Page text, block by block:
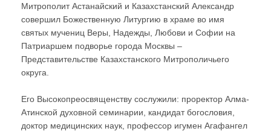
Митрополит Астанайский и Казахстанский Александр
совершил Божественную Литургию в храме во имя
святых мучениц Веры, Надежды, Любови и Софии на
Патриаршем подворье города Москвы –
Представительстве Казахстанского Митрополичьего
округа.
Его Высокопреосвященству сослужили: проректор Алма-
Атинской духовной семинарии, кандидат богословия,
доктор медицинских наук, профессор игумен Агафангел